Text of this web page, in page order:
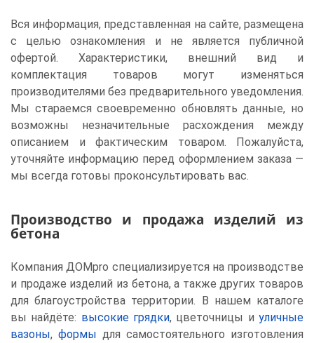
Вся информация, представленная на сайте, размещена
с целью ознакомления и не является публичной
офертой. Характеристики, внешний вид и
комплектация товаров могут изменяться
производителями без предварительного уведомления.
Мы стараемся своевременно обновлять данные, но
возможны незначительные расхождения между
описанием и фактическим товаром. Пожалуйста,
уточняйте информацию перед оформлением заказа —
мы всегда готовы проконсультировать вас.
Производство и продажа изделий из
бетона
Компания ДОМpro специализируется на производстве
и продаже изделий из бетона, а также других товаров
для благоустройства территории. В нашем каталоге
вы найдёте: высокие грядки, цветочницы иуличные
вазоны, формы для самостоятельного изготовления